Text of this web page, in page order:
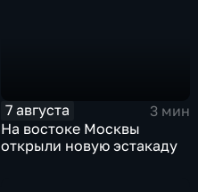
7 августа
3 мин
На востоке Москвы
открыли новую эстакаду